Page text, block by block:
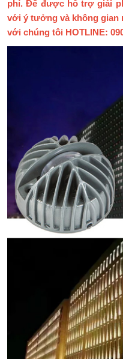
phí. Để được hỗ trợ giải
với ý tưởng và không gian
với chúng tôi HOTLINE: